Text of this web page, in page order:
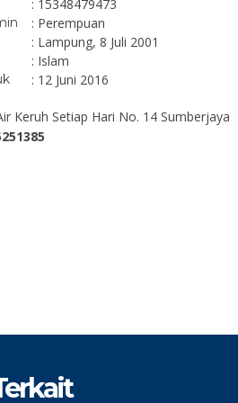
: 15348479473
: Perempuan
: Lampung, 8 Juli 2001
: Islam
: 12 Juni 2016
Keruh Setiap Hari No. 14 Sumberjaya